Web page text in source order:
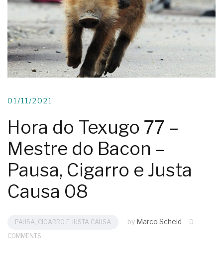
01/11/2021
Hora do Texugo 77 –
Mestre do Bacon –
Pausa, Cigarro e Justa
Causa 08
PAUSA, CIGARRO E JUSTA CAUSA by Marco Scheid
0
COMMENTS